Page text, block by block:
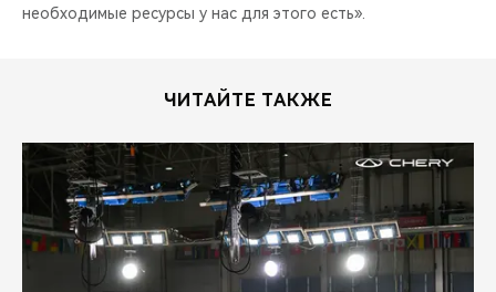
необходимые ресурсы у нас для этого есть».
ЧИТАЙТЕ ТАКЖЕ